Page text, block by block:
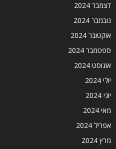
דצמבר 2024
נובמבר 2024
אוקטובר 2024
ספטמבר 2024
אוגוסט 2024
יולי 2024
יוני 2024
מאי 2024
אפריל 2024
מרץ 2024